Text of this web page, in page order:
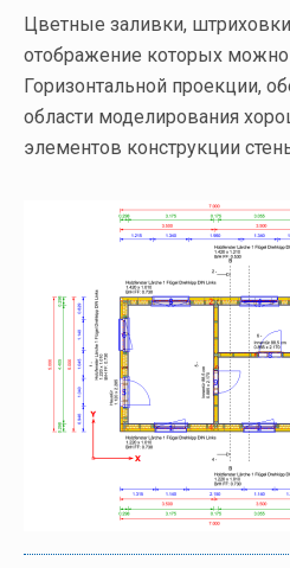
Цветные заливки,
отображение которых можно
Горизонтальной проекции,
области моделирования
элементов конструкции